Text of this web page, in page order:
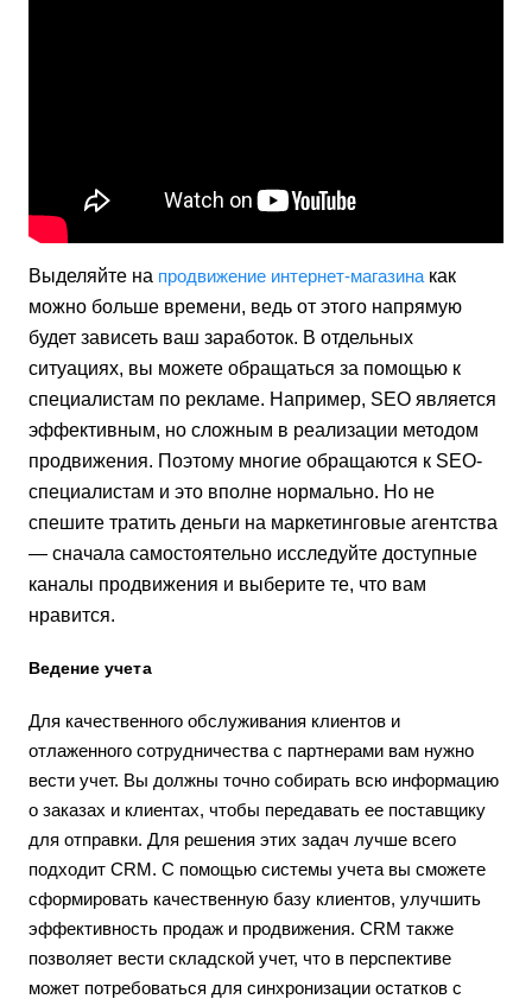
Выделяйте на продвижение интернет-магазина как
можно больше времени, ведь от этого напрямую
будет зависеть ваш заработок. В отдельных
ситуациях, вы можете обращаться за помощью к
специалистам по рекламе. Например, SEO является
эффективным, но сложным в реализации методом
продвижения. Поэтому многие обращаются к SEO-
специалистам и это вполне нормально. Но не
спешите тратить деньги на маркетинговые агентства
— сначала самостоятельно исследуйте доступные
каналы продвижения и выберите те, что вам
нравится.
Ведение учета
Для качественного обслуживания клиентов и
отлаженного сотрудничества с партнерами вам нужно
вести учет. Вы должны точно собирать всю информацию
о заказах и клиентах, чтобы передавать ее поставщику
для отправки. Для решения этих задач лучше всего
подходит CRM. С помощью системы учета вы сможете
сформировать качественную базу клиентов, улучшить
эффективность продаж и продвижения. CRM также
позволяет вести складской учет, что в перспективе
может потребоваться для синхронизации остатков с